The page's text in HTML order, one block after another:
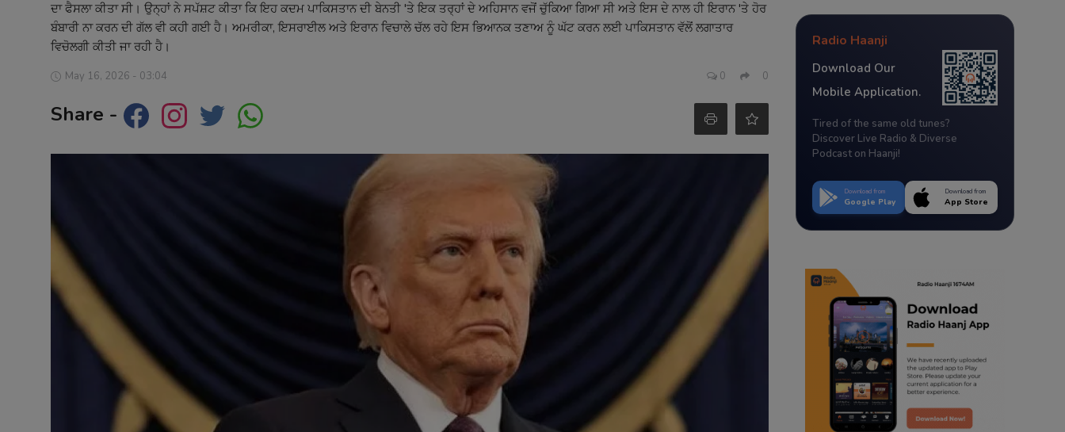
Sponsors
Matrimonial
Contact
ਦਾ ਫੈਸਲਾ ਕੀਤਾ ਸੀ। ਉਨ੍ਹਾਂ ਨੇ ਸਪੱਸ਼ਟ ਕੀਤਾ ਕਿ ਇਹ ਕਦਮ ਪਾਕਿਸਤਾਨ ਦੀ ਬੇਨਤੀ 'ਤੇ ਇਕ ਤਰ੍ਹਾਂ ਦੇ ਅਹਿਸਾਨ ਵਜੋਂ ਚੁੱਕਿਆ ਗਿਆ ਸੀ ਅਤੇ ਇਸ ਦੇ ਨਾਲ ਹੀ ਇਰਾਨ 'ਤੇ ਹੋਰ
ਬੰਬਾਰੀ ਨਾ ਕਰਨ ਦੀ ਗੱਲ ਵੀ ਕਹੀ ਗਈ ਹੈ। ਅਮਰੀਕਾ, ਇਸਰਾਈਲ ਅਤੇ ਇਰਾਨ ਵਿਚਾਲੇ ਚੱਲ ਰਹੇ ਇਸ ਭਿਆਨਕ ਤਣਾਅ ਨੂੰ ਘੱਟ ਕਰਨ ਲਈ ਪਾਕਿਸਤਾਨ ਵੱਲੋਂ ਲਗਾਤਾਰ
ਵਿਚੋਲਗੀ ਕੀਤੀ ਜਾ ਰਹੀ ਹੈ।
May 16, 2026 - 03:04 0 0
Share -
Radio Haanji
Download Our
Mobile Application.
Tired of the same old tunes?
Discover Live Radio & Diverse
Podcast on Haanji!
Download from
Google Play
Download from
App Store